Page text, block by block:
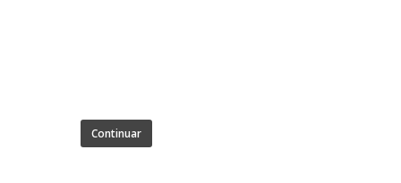
Continuar